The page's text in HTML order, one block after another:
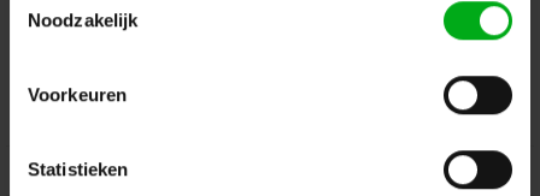
Noodzakelijk
Voorkeuren
Statistieken
Over Podiumtechniek